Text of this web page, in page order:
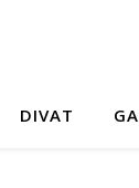
DIVAT